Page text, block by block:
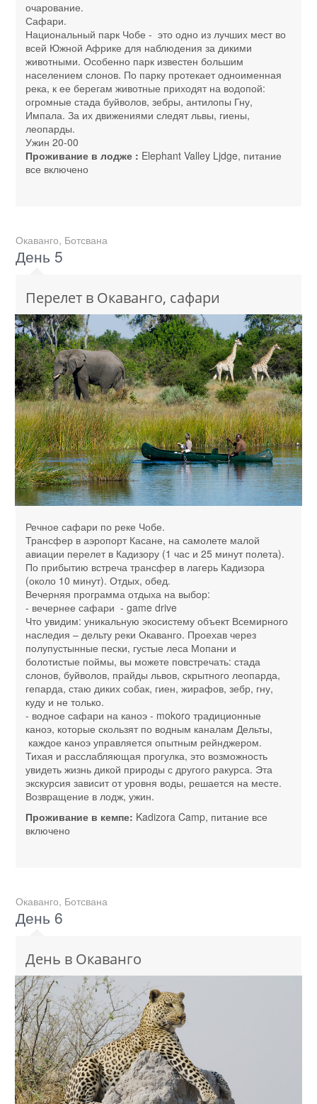
очарование.
Сафари.
Национальный парк Чобе - это одно из лучших мест во
всей Южной Африке для наблюдения за дикими
животными. Особенно парк известен большим
населением слонов. По парку протекает одноименная
река, к ее берегам животные приходят на водопой:
огромные стада буйволов, зебры, антилопы Гну,
Импала. За их движениями следят львы, гиены,
леопарды.
Ужин 20-00
Проживание в лодже : Elephant Valley Ljdge, питание
все включено
Окаванго, Ботсвана
День 5
Перелет в Окаванго, сафари
Речное сафари по реке Чобе.
Трансфер в аэропорт Касане, на самолете малой
авиации перелет в Кадизору (1 час и 25 минут полета).
По прибытию встреча трансфер в лагерь Кадизора
(около 10 минут). Отдых, обед.
Вечерняя программа отдыха на выбор:
- вечернее сафари - game drive
Что увидим: уникальную экосистему объект Всемирного
наследия – дельту реки Окаванго. Проехав через
полупустынные пески, густые леса Мопани и
болотистые поймы, вы можете повстречать: стада
слонов, буйволов, прайды львов, скрытного леопарда,
гепарда, стаю диких собак, гиен, жирафов, зебр, гну,
куду и не только.
- водное сафари на каноэ - mokoro традиционные
каноэ, которые скользят по водным каналам Дельты,
каждое каноэ управляется опытным рейнджером.
Тихая и расслабляющая прогулка, это возможность
увидеть жизнь дикой природы с другого ракурса. Эта
экскурсия зависит от уровня воды, решается на месте.
Возвращение в лодж, ужин.
Проживание в кемпе: Kadizora Camp, питание все
включено
Окаванго, Ботсвана
День 6
День в Окаванго